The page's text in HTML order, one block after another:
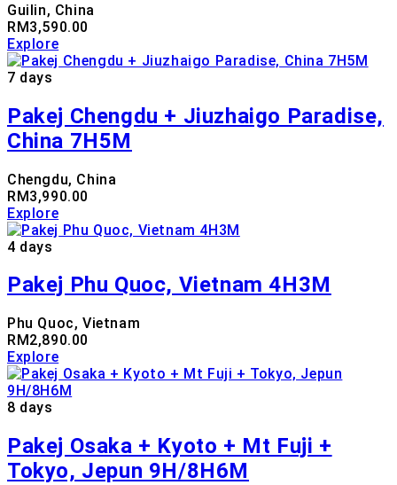
Guilin, China
RM3,590.00
Explore
7 days
Pakej Chengdu + Jiuzhaigo Paradise,
China 7H5M
Chengdu, China
RM3,990.00
Explore
4 days
Pakej Phu Quoc, Vietnam 4H3M
Phu Quoc, Vietnam
RM 2,890.00
Explore
8 days
Pakej Osaka + Kyoto + Mt Fuji +
Tokyo, Jepun 9H/8H6M